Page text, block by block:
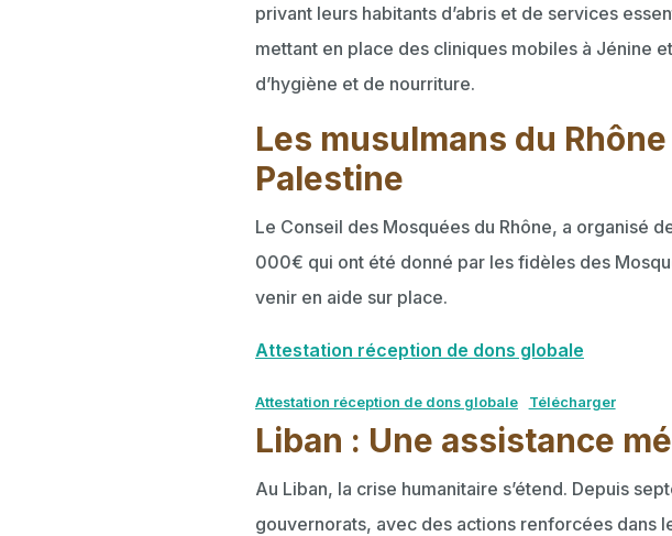
privant leurs habitants d’abris et de services
mettant en place des cliniques mobiles à Jénine
d’hygiène et de nourriture.
Les musulmans du
Palestine
Le Conseil des Mosquées du Rhône, a organisé
000€ qui ont été donné par les fidèles des
venir en aide sur place.
Attestation réception de dons globale
Attestation réception de dons globale Télécharger
Liban : Une assistance
Au Liban, la crise humanitaire s’étend. Depuis
gouvernorats, avec des actions renforcées dans